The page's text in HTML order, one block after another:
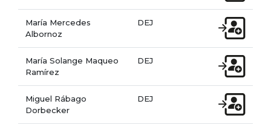
María Mercedes
Albornoz
DEJ
María Solange Maqueo
Ramírez
DEJ
Miguel Rábago
Dorbecker
DEJ